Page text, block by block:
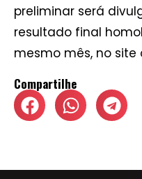
preliminar será
resultado final
mesmo mês, no
Compartilhe